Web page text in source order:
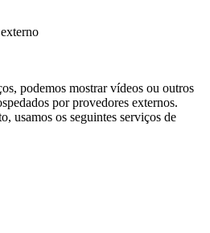
podemos mostrar vídeos ou outros
por provedores externos.
usamos os seguintes serviços de